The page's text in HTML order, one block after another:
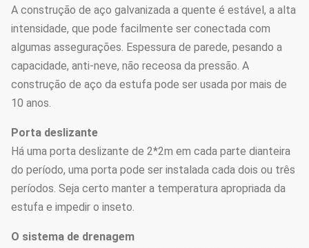
A construção de aço galvanizada a quente é estável, a alta
intensidade, que pode facilmente ser conectada com
algumas assegurações. Espessura de parede, pesando a
capacidade, anti-neve, não receosa da pressão. A
construção de aço da estufa pode ser usada por mais de
10 anos.
Porta deslizante
Há uma porta deslizante de 2*2m em cada parte dianteira
do período, uma porta pode ser instalada cada dois ou três
períodos. Seja certo manter a temperatura apropriada da
estufa e impedir o inseto.
O sistema de drenagem